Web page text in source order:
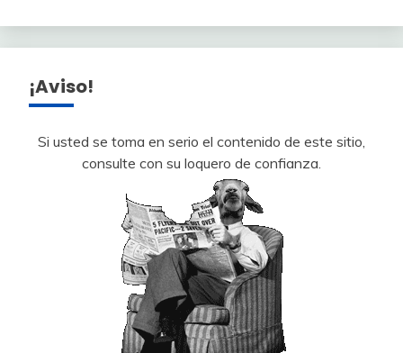
¡Aviso!
Si usted se toma en serio el contenido de este sitio,
consulte con su loquero de confianza.